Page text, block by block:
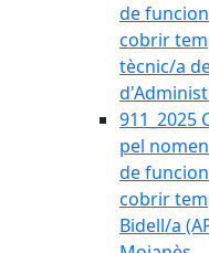
de
cobrir
tècnic/a
911_2025
pel
de
cobrir
Bidell/a